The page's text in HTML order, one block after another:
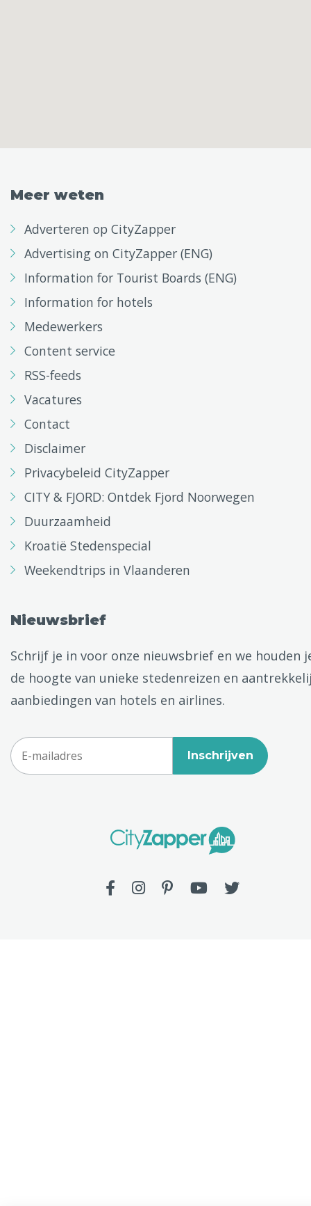
Meer weten
Adverteren op CityZapper
Advertising on CityZapper (ENG)
Information for Tourist Boards (ENG)
Information for hotels
Medewerkers
Content service
RSS-feeds
Vacatures
Contact
Disclaimer
Privacybeleid CityZapper
CITY & FJORD: Ontdek Fjord Noorwegen
Duurzaamheid
Kroatië Stedenspecial
Weekendtrips in Vlaanderen
Nieuwsbrief
Schrijf je in voor onze nieuwsbrief en we houden
de hoogte van unieke stedenreizen en
aanbiedingen van hotels en airlines.
Inschrijven